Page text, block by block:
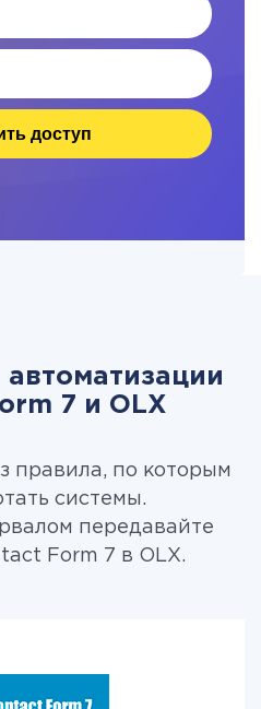
доступ
7 и OLX
правила, по которым
системы.
передавайте
Form 7 в OLX.